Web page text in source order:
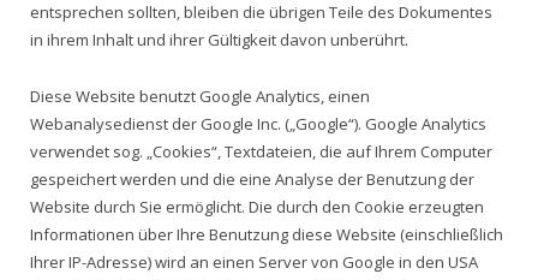
entsprechen sollten, bleiben die übrigen Teile des Dokumentes
in ihrem Inhalt und ihrer Gültigkeit davon unberührt.
Diese Website benutzt Google Analytics, einen
Webanalysedienst der Google Inc. („Google“). Google Analytics
verwendet sog. „Cookies“, Textdateien, die auf Ihrem Computer
gespeichert werden und die eine Analyse der Benutzung der
Website durch Sie ermöglicht. Die durch den Cookie erzeugten
Informationen über Ihre Benutzung diese Website (einschließlich
Ihrer IP-Adresse) wird an einen Server von Google in den USA